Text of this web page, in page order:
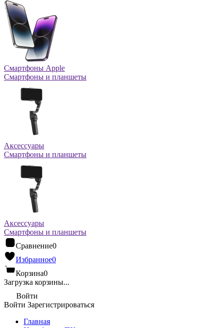
Смартфоны Apple
Смартфоны и планшеты
Аксессуары
Смартфоны и планшеты
Аксессуары
Смартфоны и планшеты
Сравнение0
Избранное0
Корзина0
Загрузка корзины...
Войти
Войти Зарегистрироваться
Главная